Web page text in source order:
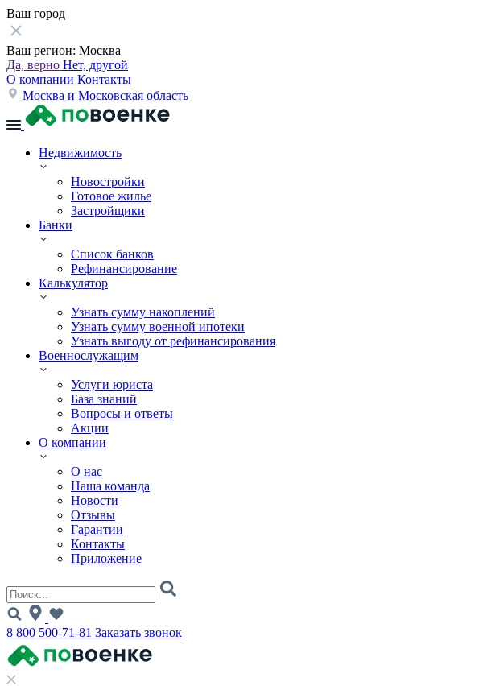
Ваш город
Ваш регион: Москва
Да, верно Нет, другой
О компании Контакты
Москва и Московская область
Недвижимость
Новостройки
Готовое жилье
Застройщики
Банки
Список банков
Рефинансирование
Калькулятор
Узнать сумму накоплений
Узнать сумму военной ипотеки
Узнать выгоду от рефинансирования
Военнослужащим
Услуги юриста
База знаний
Вопросы и ответы
Акции
О компании
О нас
Наша команда
Новости
Отзывы
Гарантии
Контакты
Приложение
8 800 500-71-81 Заказать звонок